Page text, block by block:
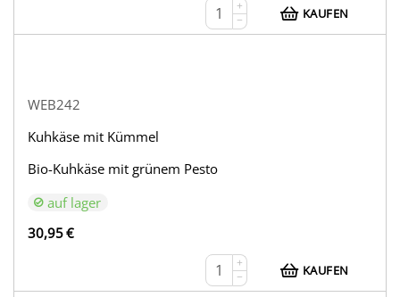
+
−
KAUFEN
WEB242
Kuhkäse mit Kümmel
Bio-Kuhkäse mit grünem Pesto
auf lager
30,95€
+
−
KAUFEN